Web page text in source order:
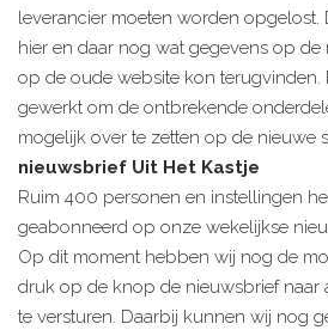
leverancier moeten worden opgelost.
hier en daar nog wat gegevens op de
op de oude website kon terugvinden.
gewerkt om de ontbrekende
mogelijk over te zetten op de nieuwe
nieuwsbrief Uit Het Kastje
Ruim 400 personen en instellingen
geabonneerd op onze wekelijkse
Op dit moment hebben wij nog de
druk op de knop de nieuwsbrief naar
te versturen. Daarbij kunnen wij nog